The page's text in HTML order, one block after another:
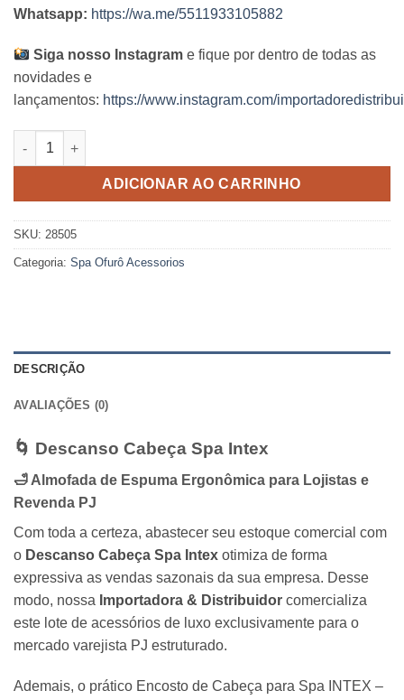
Whatsapp: https://wa.me/5511933105882
Siga nosso Instagram e fique por dentro de todas as
novidades e
lançamentos: https://www.instagram.com/
Descanso de Cabeça Spa Intex quantidade
ADICIONAR AO CARRINHO
SKU: 28505
Categoria: Spa Ofurô Acessorios
DESCRIÇÃO
AVALIAÇÕES (0)
🌀 Descanso Cabeça Spa Intex
🛁 Almofada de Espuma Ergonômica para Lojistas e
Revenda PJ
Com toda a certeza, abastecer seu estoque comercial com
o Descanso Cabeça Spa Intex otimiza de forma
expressiva as vendas sazonais da sua empresa. Desse
modo, nossa Importadora & Distribuidor comercializa
este lote de acessórios de luxo exclusivamente para o
mercado varejista PJ estruturado.
Ademais, o prático Encosto de Cabeça para Spa INTEX –